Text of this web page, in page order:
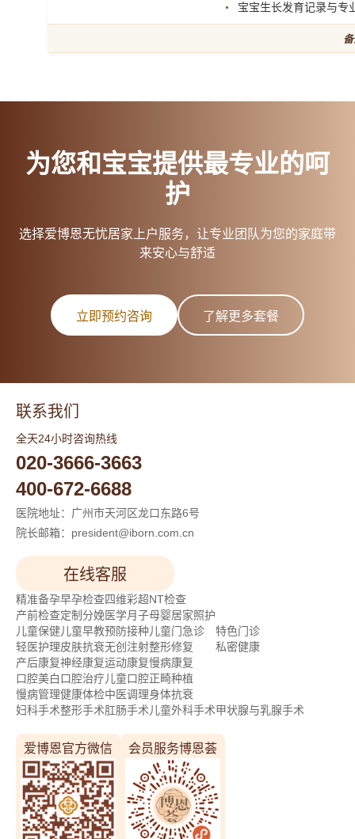
宝宝生长发育记录与专
为您和宝宝提供最专业的呵
护
选择爱博恩无忧居家上户服务，让专业团队为您的家庭带
来安心与舒适
立即预约咨询 了解更多套餐
联系我们
全天24小时咨询热线
020-3666-3663
400-672-6688
医院地址：广州市天河区龙口东路6号
院长邮箱：president@iborn.com.cn
在线客服
精准备孕
产前检查
儿童保健
轻医护理
产后康复
口腔美白
慢病管理
妇科手术
早孕检查
定制分娩
儿童早教
皮肤抗衰
神经康复
口腔治疗
健康体检
整形手术
四维彩超
医学月子
预防接种
无创注射
运动康复
儿童口腔
中医调理
肛肠手术
NT检查
母婴居家照护
儿童门急诊
整形修复
慢病康复
正畸种植
身体抗衰
儿童外科手术
特色门诊
私密健康
甲状腺与乳腺手术
爱博恩官方微信 会员服务博恩荟